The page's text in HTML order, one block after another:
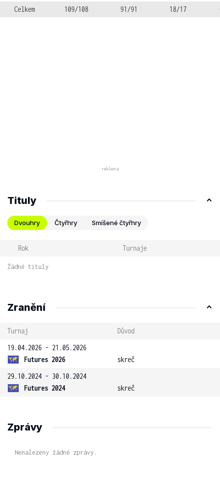
Celkem
109/108 91/91 18/17
Tituly
Dvouhry Čtyřhry Smíšené čtyřhry
Rok Turnaje
Žádné tituly
Zranění
Turnaj
Důvod
19.04.2026 - 21.05.2026
Futures 2026
skreč
29.10.2024 - 30.10.2024
Futures 2024
skreč
Zprávy
Nenalezeny žádné zprávy.